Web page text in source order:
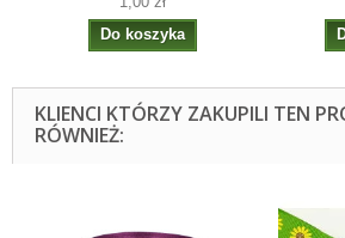
Do koszyka
KLIENCI KTÓRZY ZAKUPILI TEN
RÓWNIEŻ: